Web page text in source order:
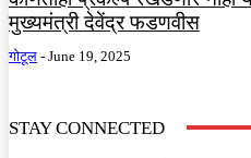
मुख्यमंत्री देवेंद्र फडणवीस
गोटूल - June 19, 2025
STAY CONNECTED